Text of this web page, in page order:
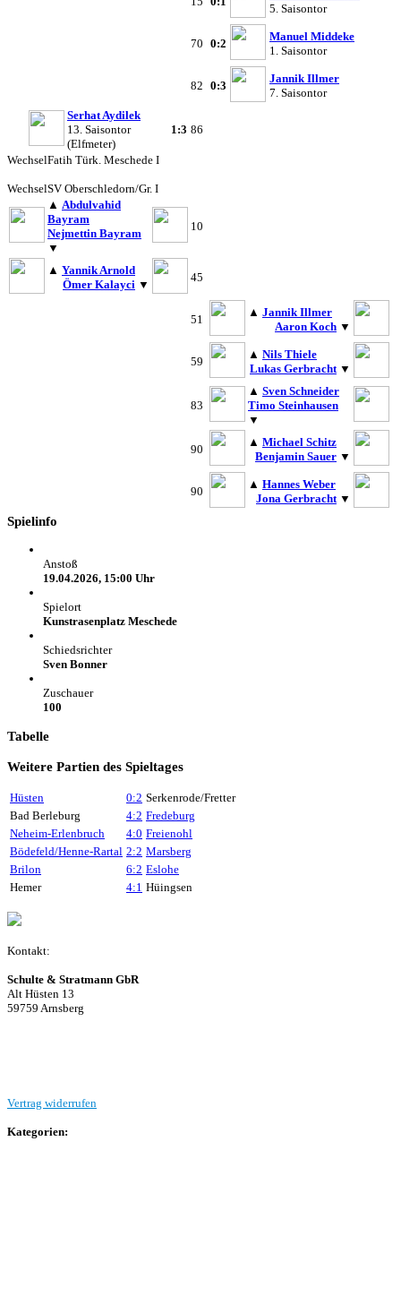
5. Saisontor
70 0:2
Manuel Middeke
1. Saisontor
82 0:3
Jannik Illmer
7. Saisontor
Serhat Aydilek
13. Saisontor
(Elfmeter)
1:3 86
WechselFatih Türk. Meschede I
WechselSV Oberschledorn/Gr. I
▲ Abdulvahid
Bayram
Nejmettin Bayram
▼
10
▲ Yannik Arnold
Ömer Kalayci ▼
45
51
▲ Jannik Illmer
Aaron Koch ▼
59
▲ Nils Thiele
Lukas Gerbracht ▼
83
▲ Sven Schneider
Timo Steinhausen
▼
90
▲ Michael Schitz
Benjamin Sauer ▼
90
▲ Hannes Weber
Jona Gerbracht ▼
Spielinfo
Anstoß
19.04.2026, 15:00 Uhr
Spielort
Kunstrasenplatz Meschede
Schiedsrichter
Sven Bonner
Zuschauer
100
Tabelle
Weitere Partien des Spieltages
Hüsten 0:2 Serkenrode/Fretter
Bad Berleburg
4:2 Fredeburg
Neheim-Erlenbruch
4:0 Freienohl
Bödefeld/Henne-Rartal 2:2 Marsberg
Brilon
6:2 Eslohe
Hemer
4:1 Hüingsen
Kontakt:
Schulte & Stratmann GbR
Alt Hüsten 13
59759 Arnsberg
Vertrag widerrufen
Kategorien: